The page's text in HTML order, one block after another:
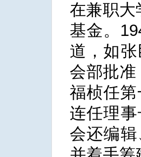
在兼职大
基金。
道，如
会部批准
福桢任
连任理
会还编